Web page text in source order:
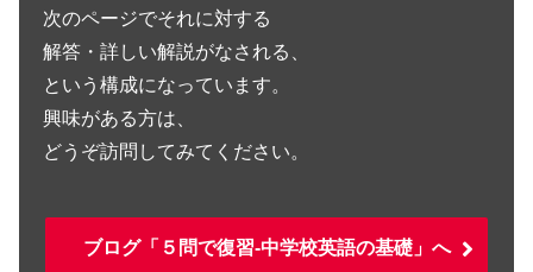
次のページでそれに対する
解答・詳しい解説がなされる、
という構成になっています。
興味がある方は、
どうぞ訪問してみてください。
ブログ「５問で復習-中学校英語の基礎」へ